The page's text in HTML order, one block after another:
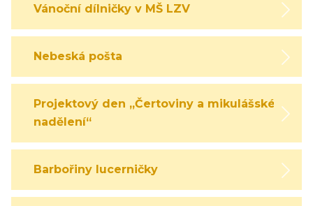
Vánoční dílničky v MŠ LZV
Nebeská pošta
Projektový den „Čertoviny a mikulášské
nadělení“
Barbořiny lucerničky